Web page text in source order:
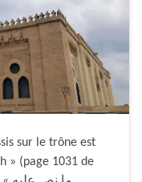
sur le trône est
» (page 1031 de